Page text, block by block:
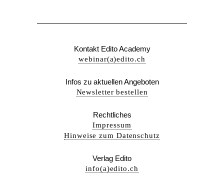
Kontakt Edito Academy
webinar(a)edito.ch
Infos zu aktuellen Angeboten
Newsletter bestellen
Rechtliches
Impressum
Hinweise zum Datenschutz
Verlag Edito
info(a)edito.ch